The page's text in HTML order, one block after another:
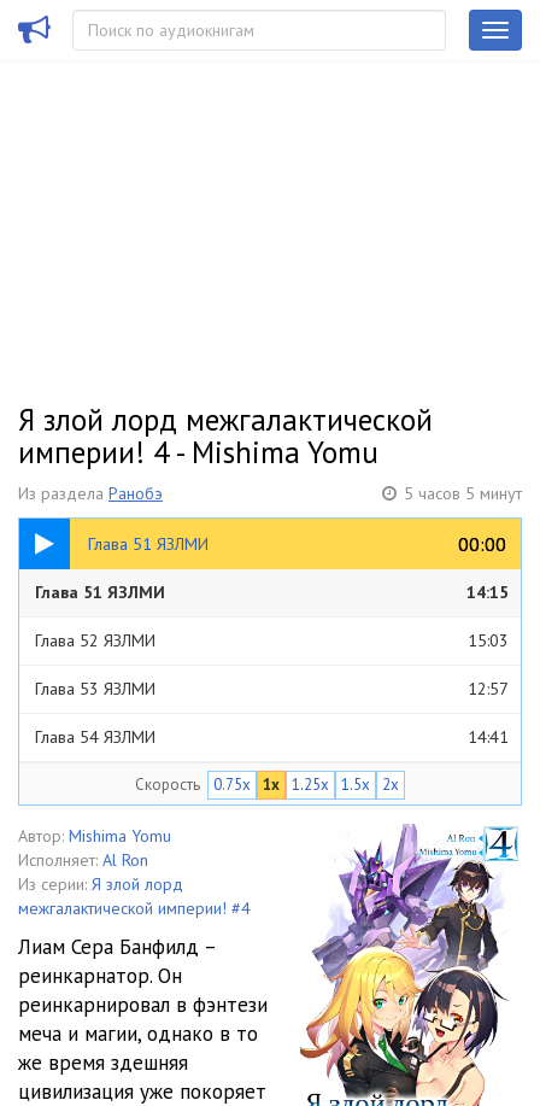
Я злой лорд межгалактической
империи! 4 - Mishima Yomu
Из раздела Ранобэ 5 часов 5 минут
Глава 51 ЯЗЛМИ 00:00
00:00
14:15
Глава 51 ЯЗЛМИ 14:15
Глава 52 ЯЗЛМИ 15:03
Глава 53 ЯЗЛМИ 12:57
Глава 54 ЯЗЛМИ 14:41
Глава 55 ЯЗЛМИ
Глава 56 ЯЗЛМИ 14:50
Глава 57 ЯЗЛМИ 14:07
13:55
Глава 59 ЯЗЛМИ 17:00
Глава 60 ЯЗЛМИ 14:42
Глава 61 ЯЗЛМИ 18:23
Скорость 0.75x 1x 1.25x 1.5x 2x
Автор: Mishima Yomu
Исполняет: Al Ron
Из серии: Я злой лорд
межгалактической империи! #4
Лиам Сера Банфилд –
реинкарнатор. Он
реинкарнировал в фэнтези
меча и магии, однако в то
же время здешняя
цивилизация уже покоряет